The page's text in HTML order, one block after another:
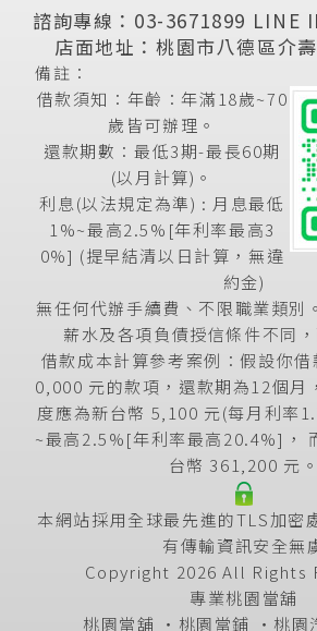
諮詢專線：03-3671899 LINE
店面地址：桃園市八德區介
備註：
借款須知：年齡：年滿18歲~70
歲皆可辦理。
還款期數：最低3期-最長60期
(以月計算)。
利息(以法規定為準) : 月息最低
1%~最高2.5%[年利率最高3
0%] (提早結清以日計算，無違
約金)
無任何代辦手續費、不限職業類別
薪水及各項負債授信條件不同
借款成本計算參考案例：假設你
0,000 元的款項，還款期為12個月
度應為新台幣 5,100 元(每月利率
~最高2.5%[年利率最高20.4%]，
台幣 361,200 元。
本網站採用全球最先進的TLS加密
有傳輸資訊安全無
Copyright 2026 All Rights
專業桃園當舖
桃園當舖
‧ 桃園當鋪 ‧ 桃園